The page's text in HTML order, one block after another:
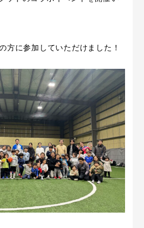
方に参加していただけました！